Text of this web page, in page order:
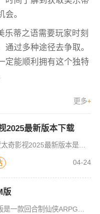
。
乐蒂之语需要玩家时刻
过多种途径去争取。
定能顺利拥有这个独特
更多+
2025最新版本下载
软件介绍 蒙太奇影视2025最新版本是一款全面升级的追剧看片软件。它整合了好多不同平台的影视资源，让我们不
04-24
版